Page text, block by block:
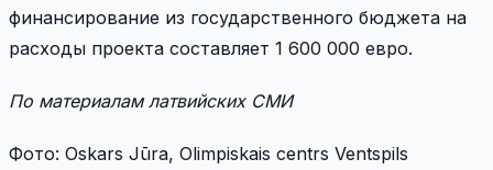
финансирование из государственного бюджета на
расходы проекта составляет 1 600 000 евро.
По материалам латвийских СМИ
Фото: Oskars Jūra, Olimpiskais centrs Ventspils